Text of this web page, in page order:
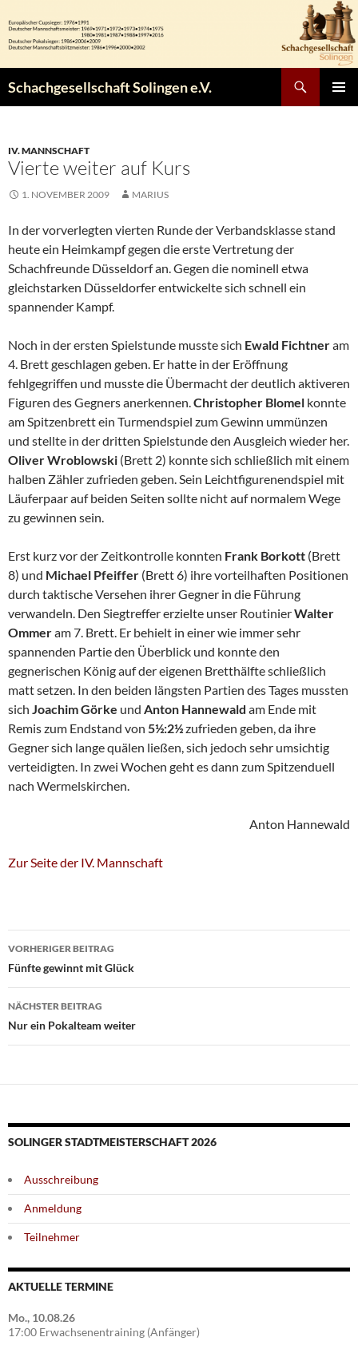
Inhalt
springen
Schachgesellschaft Solingen e.V.
IV. MANNSCHAFT
Vierte weiter auf Kurs
1. NOVEMBER 2009 MARIUS
In der vorverlegten vierten Runde der Verbandsklasse stand
heute ein Heimkampf gegen die erste Vertretung der
Schachfreunde Düsseldorf an. Gegen die nominell etwa
gleichstarken Düsseldorfer entwickelte sich schnell ein
spannender Kampf.
Noch in der ersten Spielstunde musste sich Ewald Fichtneram
4. Brett geschlagen geben. Er hatte in der Eröffnung
fehlgegriffen und musste die Übermacht der deutlich aktiveren
Figuren des Gegners anerkennen.Christopher Blomel konnte
am Spitzenbrett ein Turmendspiel zum Gewinn ummünzen
und stellte in der dritten Spielstunde den Ausgleich wieder her.
Oliver Wroblowski (Brett 2) konnte sich schließlich mit einem
halben Zähler zufrieden geben. Sein Leichtfigurenendspiel mit
Läuferpaar auf beiden Seiten sollte nicht auf normalem Wege
zu gewinnen sein.
Erst kurz vor der Zeitkontrolle konnten Frank Borkott (Brett
8) und Michael Pfeiffer (Brett 6) ihre vorteilhaften Positionen
durch taktische Versehen ihrer Gegner in die Führung
verwandeln. Den Siegtreffer erzielte unser RoutinierWalter
Ommeram 7. Brett. Er behielt in einer wie immer sehr
spannenden Partie den Überblick und konnte den
gegnerischen König auf der eigenen Bretthälfte schließlich
matt setzen. In den beiden längsten Partien des Tages mussten
sich Joachim Görke und Anton Hannewald am Ende mit
Remis zum Endstand von 5½:2½zufrieden geben, da ihre
Gegner sich lange quälen ließen, sich jedoch sehr umsichtig
verteidigten. In zwei Wochen geht es dann zum Spitzenduell
nach Wermelskirchen.
Anton Hannewald
Zur Seite der IV. Mannschaft
Beitragsnavigation
VORHERIGER BEITRAG
Fünfte gewinnt mit Glück
NÄCHSTER BEITRAG
Nur ein Pokalteam weiter
SOLINGER STADTMEISTERSCHAFT 2026
Ausschreibung
Anmeldung
Teilnehmer
AKTUELLE TERMINE
Mo., 10.08.26
17:00 Erwachsenentraining (Anfänger)